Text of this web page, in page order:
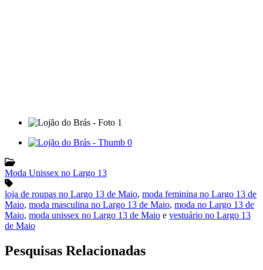
Moda Unissex no Largo 13
loja de roupas no Largo 13 de Maio, moda feminina no Largo 13 de
Maio, moda masculina no Largo 13 de Maio, moda no Largo 13 de
Maio, moda unissex no Largo 13 de Maio e vestuário no Largo 13
de Maio
Pesquisas Relacionadas